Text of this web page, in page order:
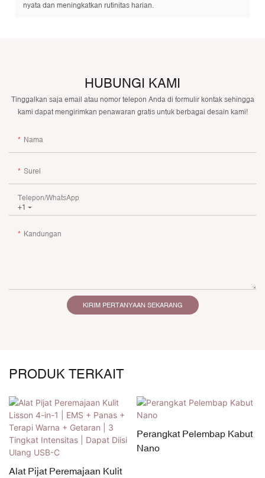
nyata dan meningkatkan rutinitas harian.
HUBUNGI KAMI
Tinggalkan saja email atau nomor telepon Anda di formulir kontak sehingga
kami dapat mengirimkan penawaran gratis untuk berbagai desain kami!
Nama
Surel
+1
Telepon/WhatsApp
Kandungan
KIRIM PERTANYAAN SEKARANG
PRODUK TERKAIT
Alat Pijat Peremajaan Kulit
Perangkat Pelembap Kabut
Nano